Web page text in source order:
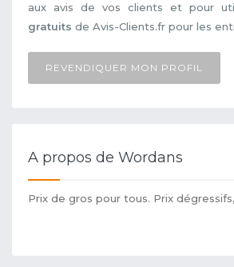
aux avis de vos clients et pour
gratuits de Avis-Clients.fr pour les
REVENDIQUER MON PROFIL
A propos de Wordans
Prix de gros pour tous. Prix